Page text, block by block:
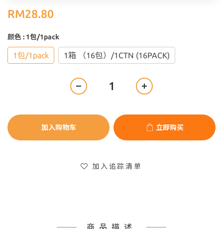
RM28.80
颜色: 1包/1pack
1包/1pack 1箱 （16包）/1CTN (16PACK)
加入购物车 立即购买
加入追踪清单
商品描述